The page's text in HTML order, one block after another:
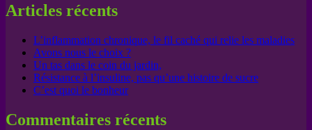
Articles récents
L’inflammation chronique, le fil caché qui relie les maladies
Avons nous le choix ?
Un tas dans le coin du jardin,
Résistance à l’insuline, pas qu’une histoire de sucre
C’est quoi le bonheur
Commentaires récents